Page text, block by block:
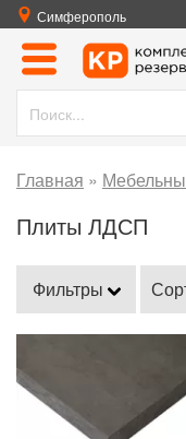
Симферополь
Главная »
Плиты ЛДСП
Фильтры